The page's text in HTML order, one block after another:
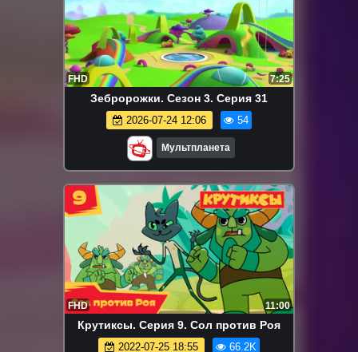
FHD 7:25
Зебророжки. Сезон 3. Серия 31
2026-07-24 12:06 54
Мультпланета
FHD 11:00
Крутиксы. Серия 9. Сол против Роя
2022-07-25 18:55 66.2K